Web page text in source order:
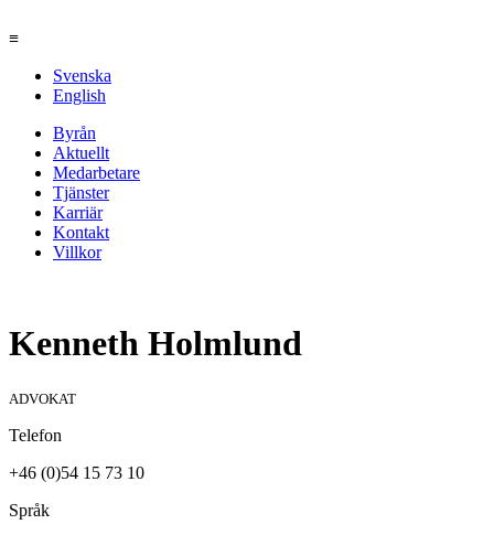
≡
Svenska
English
Byrån
Aktuellt
Medarbetare
Tjänster
Karriär
Kontakt
Villkor
Kenneth Holmlund
ADVOKAT
Telefon
+46 (0)54 15 73 10
Språk